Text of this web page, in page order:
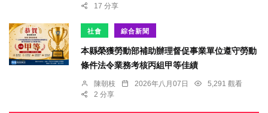
17 分享
社會 綜合新聞
本縣榮獲勞動部補助辦理督促事業單位遵守勞動
條件法令業務考核丙組甲等佳績
陳朝枝 2026年八月07日
5,291 觀看
2 分享